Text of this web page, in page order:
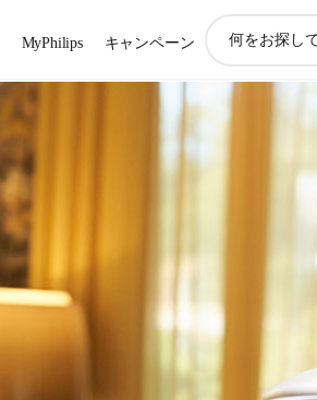
MyPhilips キャンペーン
ー